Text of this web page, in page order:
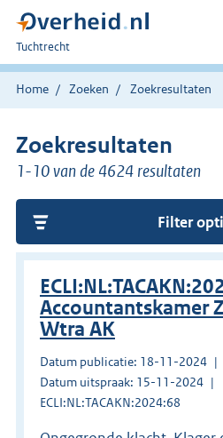
U
bent
hier:
Tuchtrecht
Home Zoeken Zoekresultaten
Zoekresultaten
1-10 van de 4624 resultaten
Filter
Accountantskamer
Wtra AK
Datum publicatie: 18-11-2024
Datum uitspraak: 15-11-2024
ECLI:NL:TACAKN:2024:68